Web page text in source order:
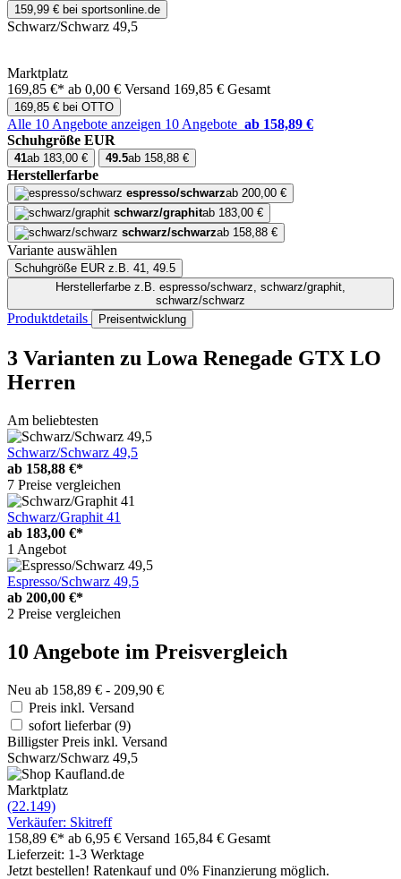
159,99 € bei sportsonline.de
Schwarz/Schwarz 49,5
Marktplatz
169,85 €* ab 0,00 € Versand 169,85 € Gesamt
169,85 € bei OTTO
Alle 10 Angebote anzeigen 10 Angebote ab 158,89 €
Schuhgröße EUR
41ab 183,00 € 49.5ab 158,88 €
Herstellerfarbe
espresso/schwarzab 200,00 €
schwarz/graphitab 183,00 €
schwarz/schwarzab 158,88 €
Variante auswählen
Schuhgröße EUR z.B. 41, 49.5
Herstellerfarbe
schwarz/schwarz
Produktdetails Preisentwicklung
3 Varianten zu Lowa Renegade GTX LO
Herren
Am beliebtesten
Schwarz/Schwarz 49,5
ab 158,88 €*
7 Preise vergleichen
Schwarz/Graphit 41
ab 183,00 €*
1 Angebot
Espresso/Schwarz 49,5
ab 200,00 €*
2 Preise vergleichen
10 Angebote im Preisvergleich
Neu ab 158,89 € - 209,90 €
Preis inkl. Versand
sofort lieferbar(9)
Billigster Preis inkl. Versand
Schwarz/Schwarz 49,5
Marktplatz
(22.149)
Verkäufer: Skitreff
158,89 €* ab 6,95 € Versand 165,84 € Gesamt
Lieferzeit: 1-3 Werktage
Jetzt bestellen! Ratenkauf und 0% Finanzierung möglich.